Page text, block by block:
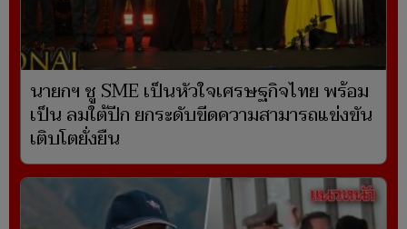
นายกฯ ชู SME เป็นหัวใจเศรษฐกิจไทย พร้อม
เป็น ลมใต้ปีก ยกระดับขีดความสามารถแข่งขัน
เติบโตยั่งยืน